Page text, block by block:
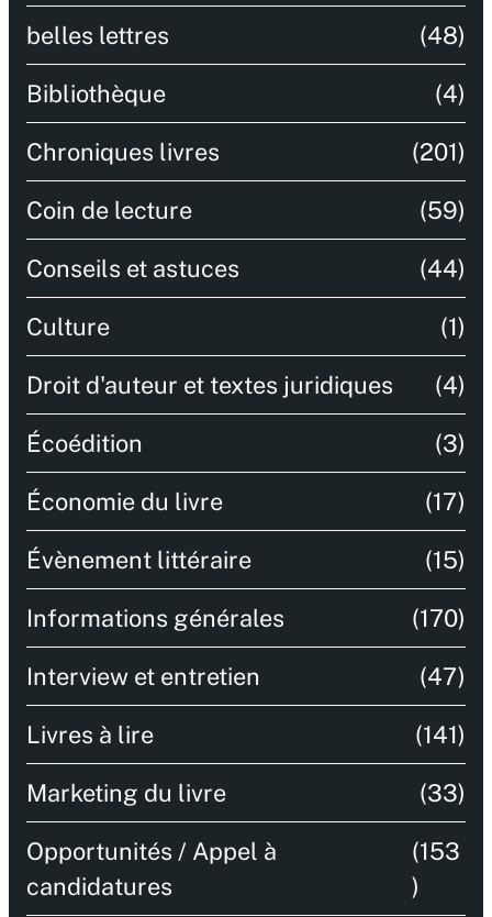
belles lettres (48)
Bibliothèque (4)
Chroniques livres (201)
Coin de lecture (59)
Conseils et astuces (44)
Culture (1)
Droit d'auteur et textes juridiques (4)
Écoédition (3)
Économie du livre (17)
Évènement littéraire (15)
Informations générales (170)
Interview et entretien (47)
Livres à lire (141)
Marketing du livre (33)
Opportunités / Appel à
candidatures
(153
)